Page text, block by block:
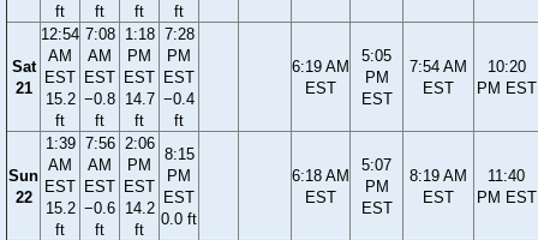
ft
ft
ft
ft
Sat
21
12:54
AM
EST
15.2
ft
7:08
AM
EST
−0.8
ft
1:18
PM
EST
14.7
ft
7:28
PM
EST
−0.4
ft
6:19 AM
EST
5:05
PM
EST
7:54 AM
EST
10:20
PM EST
Sun
22
1:39
AM
EST
15.2
ft
7:56
AM
EST
−0.6
ft
2:06
PM
EST
14.2
ft
8:15
PM
EST
0.0 ft
6:18 AM
EST
5:07
PM
EST
8:19 AM
EST
11:40
PM EST